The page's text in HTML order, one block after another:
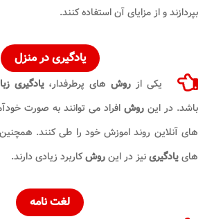
بپردازند و از مزایای آن استفاده کنند.
یادگیری در منزل
یکی از روش های پرطرفدار،یادگیری
باشد. در این روش افراد می توانند به صورت
های آنلاین روند اموزش خود را طی کنند. همچنین
هاییادگیرینیز در اینروشکاربرد زیادی دارند.
لغت نامه